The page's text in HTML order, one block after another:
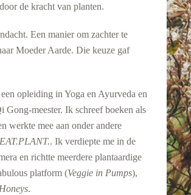
de kracht van planten.
Een manier om zachter te
Moeder Aarde. Die keuze gaf
opleiding in Yoga en Ayurveda en
Gong-meester. Ik schreef boeken als
werkte mee aan onder andere
. Ik verdiepte me in de
en richtte meerdere plantaardige
platform (Veggie in Pumps),
.